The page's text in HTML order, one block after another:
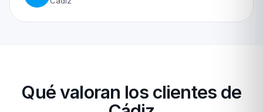
Qué valoran los clientes de